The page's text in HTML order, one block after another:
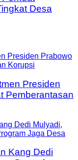
Desa
Presiden
Pemberantasan
Kang Dedi